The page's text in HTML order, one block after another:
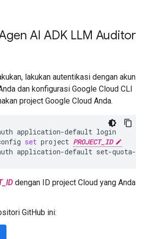
AI ADK LLM Auditor
lakukan autentikasi dengan akun
dan konfigurasi Google Cloud CLI
project Google Cloud Anda.
application-default login
set project PROJECT_ID
application-default set-quota-
dengan ID project Cloud yang Anda
GitHub ini: